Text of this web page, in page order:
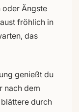
oder Ängste
fröhlich in
das
genießt du
nach dem
durch